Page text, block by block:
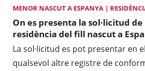
MENOR NASCUT A ESPANYA |
On es presenta la sol·licitud
residència del fill nascut a
La sol·licitud es pot presentar en
qualsevol altre registre de